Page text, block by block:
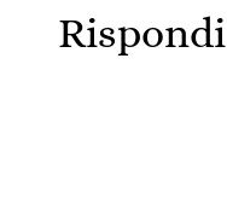
Rispondi